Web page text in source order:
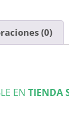
(0)
EN TIENDA